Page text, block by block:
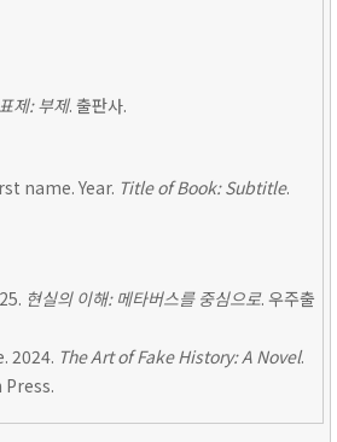
표제: 부제. 출판사.
name. Year. Title of Book: Subtitle.
현실의 이해: 메타버스를 중심으로. 우주출
2024. The Art of Fake History: A Novel.